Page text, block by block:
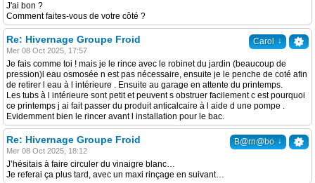
J'ai bon ?
Comment faites-vous de votre côté ?
Carol ↓
Re: Hivernage Groupe Froid
Mer 08 Oct 2025, 17:57
Je fais comme toi ! mais je le rince avec le robinet du jardin (beaucoup de
pression)l eau osmosée n est pas nécessaire, ensuite je le penche de coté afin
de retirer l eau à l intérieure . Ensuite au garage en attente du printemps.
Les tubs à l intérieure sont petit et peuvent s obstruer facilement c est pourquoi
ce printemps j ai fait passer du produit anticalcaire à l aide d une pompe .
Evidemment bien le rincer avant l installation pour le bac.
B@rn@bo ↓
Re: Hivernage Groupe Froid
Mer 08 Oct 2025, 18:12
J’hésitais à faire circuler du vinaigre blanc…
Je referai ça plus tard, avec un maxi rinçage en suivant…